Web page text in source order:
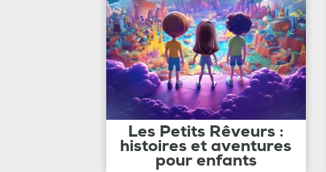
Les Petits Rêveurs :
histoires et aventures
pour enfants